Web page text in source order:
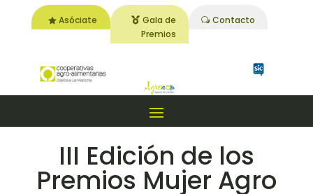
Asóciate
Gala de
Premios
Contacto
III Edición de los
Premios Mujer Agro